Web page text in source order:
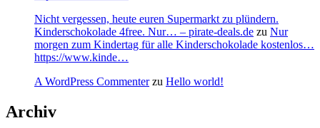
Nicht vergessen, heute euren Supermarkt zu plündern.
Kinderschokolade 4free. Nur… – pirate-deals.de zu Nur
morgen zum Kindertag für alle Kinderschokolade kostenlos…
https://www.kinde…
A WordPress Commenterzu Hello world!
Archiv